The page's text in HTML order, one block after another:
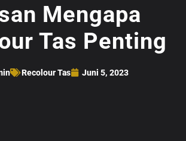
Mengapa
Tas Penting
Recolour Tas Juni 5, 2023